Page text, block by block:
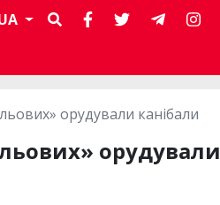
орудували канібали
орудували